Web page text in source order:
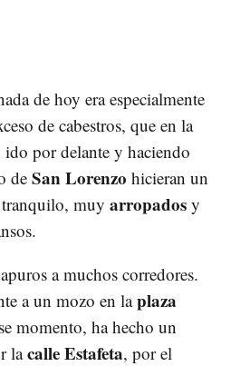
de hoy era especialmente
de cabestros, que en la
ido por delante y haciendo
deSan Lorenzo hicieran un
tranquilo, muy arropados y
a muchos corredores.
a un mozo en laplaza
momento, ha hecho un
lacalle Estafeta, por el